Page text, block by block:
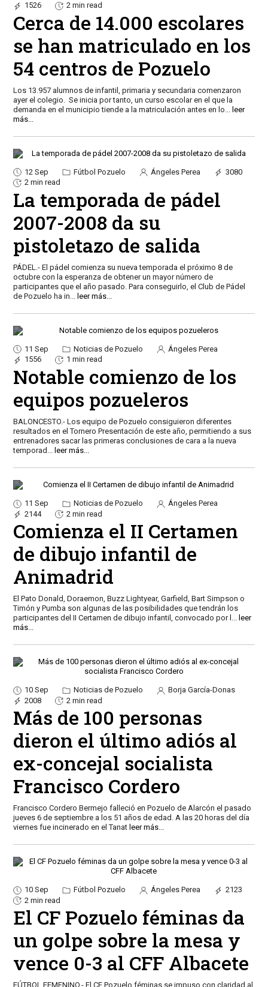
1526
2 min read
Cerca de 14.000 escolares
se han matriculado en los
54 centros de Pozuelo
Los 13.957 alumnos de infantil, primaria y secundaria comenzaron
ayer el colegio. Se inicia por tanto, un curso escolar en el que la
demanda en el municipio tiende a la matriculación antes en lo
leer
más...
12 Sep Fútbol Pozuelo Ángeles Perea
3080
2 min read
La temporada de pádel
2007-2008 da su
pistoletazo de salida
PÁDEL.- El pádel comienza su nueva temporada el próximo 8 de
octubre con la esperanza de obtener un mayor número de
participantes que el año pasado. Para conseguirlo, el Club de Pádel
de Pozuelo ha in
leer más...
11 Sep Noticias de Pozuelo
Ángeles Perea
1556
1 min read
Notable comienzo de los
equipos pozueleros
BALONCESTO.- Los equipo de Pozuelo consiguieron diferentes
resultados en el Tornero Presentación de este año, permitiendo a sus
entrenadores sacar las primeras conclusiones de cara a la nueva
temporad ... leer más...
11 Sep Noticias de Pozuelo
Ángeles Perea
2144
2 min read
Comienza el II Certamen
de dibujo infantil de
Animadrid
El Pato Donald, Doraemon, Buzz Lightyear, Garfield, Bart Simpson o
Timón y Pumba son algunas de las posibilidades que tendrán los
participantes del II Certamen de dibujo infantil, convocado por l ... leer
más...
10 Sep Noticias de Pozuelo
Borja García-Donas
2008
2 min read
Más de 100 personas
dieron el último adiós al
ex-concejal socialista
Francisco Cordero
Francisco Cordero Bermejo falleció en Pozuelo de Alarcón el pasado
jueves 6 de septiembre a los 51 años de edad. A las 20 horas del día
viernes fue incinerado en el Tanat leer más...
10 Sep Fútbol Pozuelo Ángeles Perea
2123
2 min read
El CF Pozuelo féminas da
un golpe sobre la mesa y
vence 0-3 al CFF Albacete
FÚTBOL FEMENINO.- El CF Pozuelo féminas se impuso con claridad al